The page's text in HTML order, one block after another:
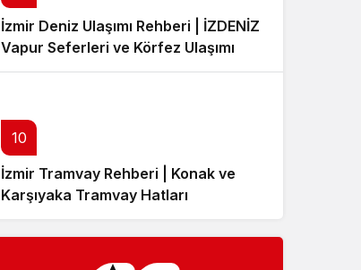
İzmir Deniz Ulaşımı Rehberi | İZDENİZ
Vapur Seferleri ve Körfez Ulaşımı
10
İzmir Tramvay Rehberi | Konak ve
Karşıyaka Tramvay Hatları